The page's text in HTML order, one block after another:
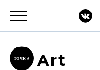
ТОЧК А Art